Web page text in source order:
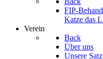
FIP-
Katze das
Verein
Back
Über uns
Unsere